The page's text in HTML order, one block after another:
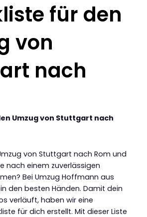
für den
von
nach
Umzug von Stuttgart nach
von Stuttgart nach Rom und
nach einem zuverlässigen
Bei Umzug Hoffmann aus
den besten Händen. Damit dein
verläuft, haben wir eine
für dich erstellt. Mit dieser Liste